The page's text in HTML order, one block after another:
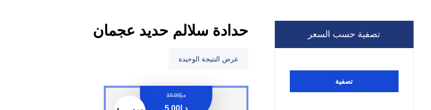
حدادة سلالم حديد عجمان
عرض النتيجة الوحيدة
د.إ10.00
د.إ 5.00
تصفية حسب السعر
تصفية